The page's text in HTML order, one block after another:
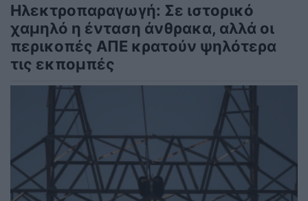
Ηλεκτροπαραγωγή: Σε ιστορικό
χαμηλό η ένταση άνθρακα, αλλά οι
περικοπές ΑΠΕ κρατούν ψηλότερα
τις εκπομπές